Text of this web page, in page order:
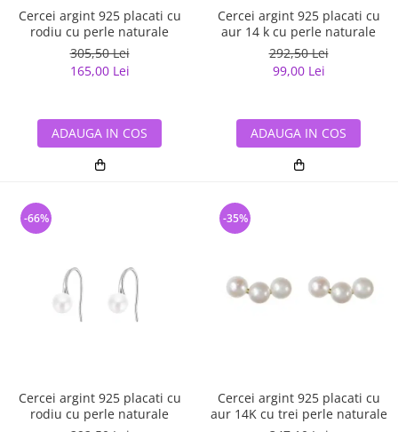
Cercei argint 925 placati cu
rodiu cu perle naturale
305,50 Lei
165,00 Lei
ADAUGA IN COS
Cercei argint 925 placati cu
aur 14 k cu perle naturale
292,50 Lei
99,00 Lei
ADAUGA IN COS
Cercei argint 925 placati cu
rodiu cu perle naturale
-66%
Cercei argint 925 placati cu
aur 14K cu trei perle naturale
-35%